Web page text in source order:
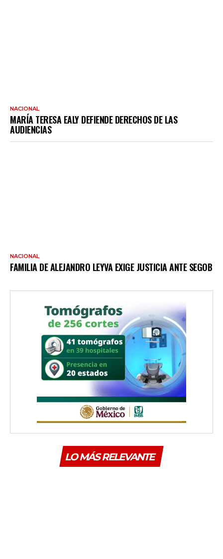
NACIONAL
MARÍA TERESA EALY DEFIENDE DERECHOS DE LAS
AUDIENCIAS
NACIONAL
FAMILIA DE ALEJANDRO LEYVA EXIGE JUSTICIA ANTE SEGOB
LO MÁS RELEVANTE